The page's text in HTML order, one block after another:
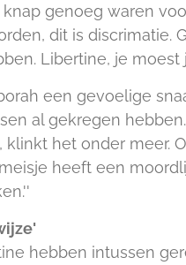
genoeg waren
dit is
Libertine, je moest
een gevoelige
al gekregen
het onder meer.
heeft een
hebben intussen